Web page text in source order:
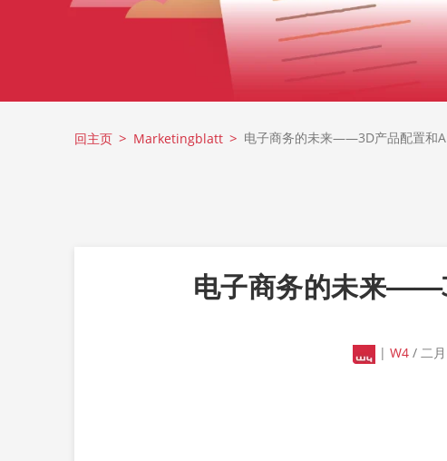
回主页 Marketingblatt 电子商务的未来——3D产品配置和
电子商务的未来
|W4 / 二